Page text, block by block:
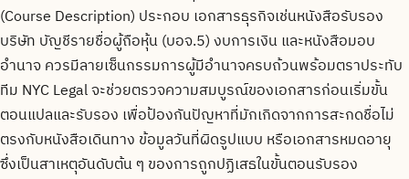
(Course Description) ประกอบ เอกสารธุรกิจเช่นหนังสือรับรอง
บริษัท บัญชีรายชื่อผู้ถือหุ้น (บอจ.5) งบการเงิน และหนังสือมอบ
อำนาจ ควรมีลายเซ็นกรรมการผู้มีอำนาจครบถ้วนพร้อมตราประทับ
ทีม NYC Legal จะช่วยตรวจความสมบูรณ์ของเอกสารก่อนเริ่มขั้น
ตอนแปลและรับรอง เพื่อป้องกันปัญหาที่มักเกิดจากการสะกดชื่อไม่
ตรงกับหนังสือเดินทาง ข้อมูลวันที่ผิดรูปแบบ หรือเอกสารหมดอายุ
ซึ่งเป็นสาเหตุอันดับต้น ๆ ของการถูกปฏิเสธในขั้นตอนรับรอง